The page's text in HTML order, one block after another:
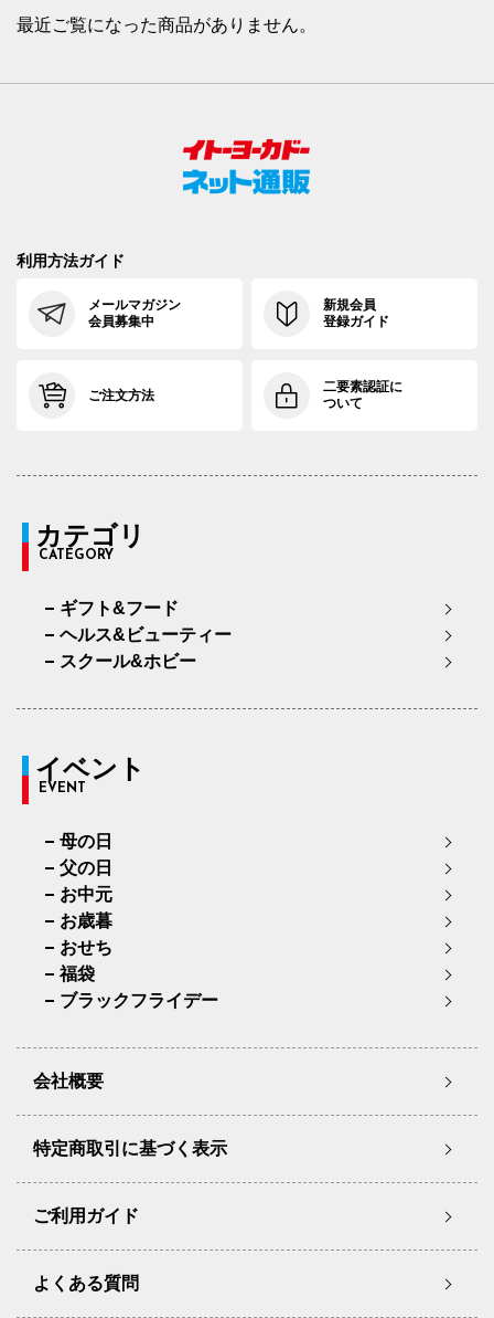
最近ご覧になった商品がありません。
利用方法ガイド
メールマガジン
会員募集中
新規会員
登録ガイド
ご注文方法
二要素認証に
ついて
カテゴリ
CATEGORY
ギフト&フード
ヘルス&ビューティー
スクール&ホビー
イベント
EVENT
母の日
父の日
お中元
お歳暮
おせち
福袋
ブラックフライデー
会社概要
特定商取引に基づく表示
ご利用ガイド
よくある質問